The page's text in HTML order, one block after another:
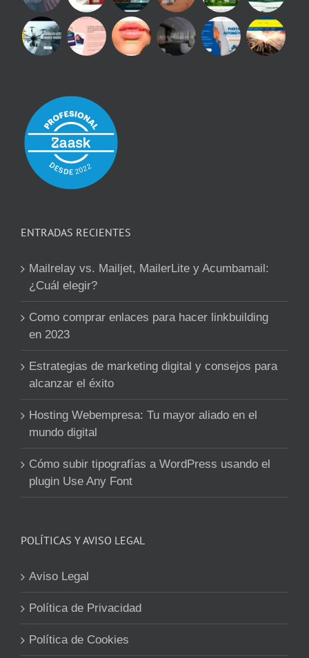
ENTRADAS RECIENTES
Mailrelay vs. Mailjet, MailerLite y Acumbamail:
¿Cuál elegir?
Como comprar enlaces para hacer linkbuilding
en 2023
Estrategias de marketing digital y consejos para
alcanzar el éxito
Hosting Webempresa: Tu mayor aliado en el
mundo digital
Cómo subir tipografías a WordPress usando el
plugin Use Any Font
POLÍTICAS Y AVISO LEGAL
Aviso Legal
Política de Privacidad
Política de Cookies